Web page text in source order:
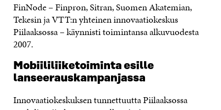
FinNode – Finpron, Sitran, Suomen Akatemian,
Tekesin ja VTT:n yhteinen innovaatiokeskus
Piilaaksossa – käynnisti toimintansa alkuvuodesta
2007.
Mobiililiiketoiminta esille
lanseerauskampanjassa
Innovaatiokeskuksen tunnettuutta Piilaaksossa